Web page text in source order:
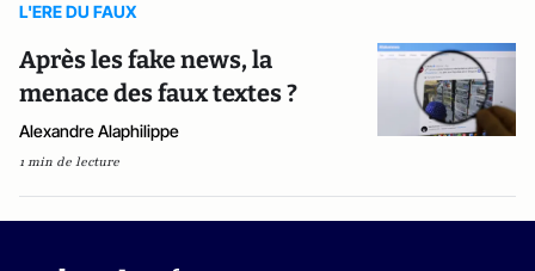
L'ERE DU FAUX
Après les fake news, la
menace des faux textes ?
Alexandre Alaphilippe
1 min de lecture